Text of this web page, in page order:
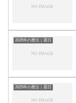
2025年の暦注｜選日
2025年の暦注｜選日